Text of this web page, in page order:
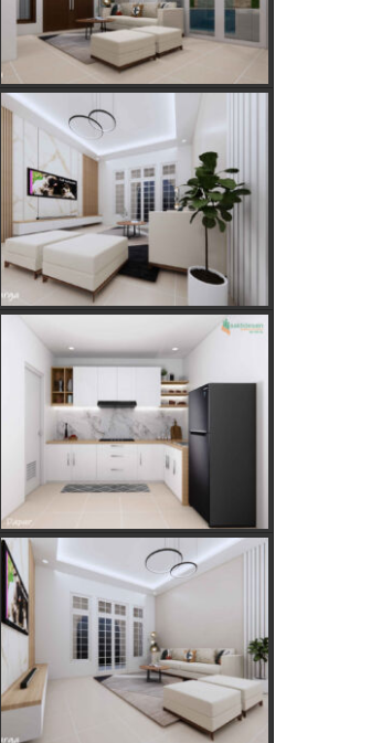
Cara Cepat dan Mudah cek Tagihan
Listrik via WhatsApp: Panduan
Lengkap PLN 123
Menentukan Hari dan Bulan Baik
Membangun Rumah Menurut
Hitungan Jawa
Rahasia Memilih Hari Baik untuk
Membangun Rumah Menurut
Hitungan Jawa
Keajaiban Lukisan Panen Padi
dalam Feng Shui
Mimpi Tikus Masuk Rumah: Apa
Makna Sebenarnya?
Fungsi dan Ukuran MCB dalam
Sistem Kelistrikan
Apakah Feng Shui Buruk Jika Memiliki
Tanaman Hias Palsu?